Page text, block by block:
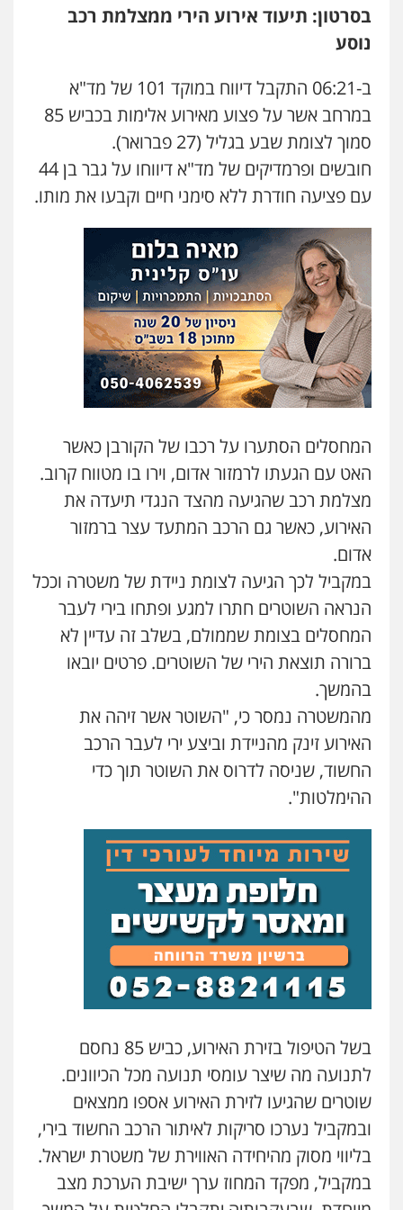
עו"ד אסף דוק
עו"ד שלי גורביץ – לוי
משפט פלילי פשיעה חמורה מעצרים
וחקירות צבאי תעבורה
0544218336
עו"ד שאדי כבהא
פלילי עורכי דין לענייני אסירים
0525556970
משרד עורכי דין חן ברוך
פלילי דיני תעבורה מעצרים וחקירות
0505078733
עו"ד קארין לגטיוי
פלילי פשיעה חמורה מעצרים וחקירות
0507446995
עו"ד ירון גיגי
0522249087
עו"ד רועי אטיאס
משפט פלילי פשיעה חמורה צווארון לבן
עו"ד אסף כהן
פשיעה חמורה סמים והימורים
מעצרים וחקירות
משרד עורכי דין טאי שרקי
פלילי אסירים תעבורה מרב"ד
0547556464
עו"ד אילן אלימלך
פלילי פשיעה חמורה תעבורה
0522992110
עו"ד שאדי נאטור
פלילי פשיעה חמורה מעצרים וחקירות
0509230800
משרד עורכי דין פארס פלאח
0549911449
בסרטון: תיעוד אירוע הירי ממצלמת רכב
נוסע
ב-06:21 התקבל דיווח במוקד 101 של מד"א
במרחב אשר על פצוע מאירוע אלימות בכביש 85
סמוך לצומת שבע בגליל (27 פברואר).
חובשים ופרמדיקים של מד"א דיווחו על גבר בן 44
עם פציעה חודרת ללא סימני חיים וקבעו את מותו.
המחסלים הסתערו על רכבו של הקורבן כאשר
האט עם הגעתו לרמזור אדום, וירו בו מטווח קרוב.
מצלמת רכב שהגיעה מהצד הנגדי תיעדה את
האירוע, כאשר גם הרכב המתעד עצר ברמזור
אדום.
במקביל לכך הגיעה לצומת ניידת של משטרה וככל
הנראה השוטרים חתרו למגע ופתחו בירי לעבר
המחסלים בצומת שממולם, בשלב זה עדיין לא
ברורה תוצאת הירי של השוטרים. פרטים יובאו
בהמשך.
מהמשטרה נמסר כי, "השוטר אשר זיהה את
האירוע זינק מהניידת וביצע ירי לעבר הרכב
החשוד, שניסה לדרוס את השוטר תוך כדי
ההימלטות".
בשל הטיפול בזירת האירוע, כביש 85 נחסם
לתנועה מה שיצר עומסי תנועה מכל הכיוונים.
שוטרים שהגיעו לזירת האירוע אספו ממצאים
ובמקביל נערכו סריקות לאיתור הרכב החשוד בירי,
בליווי מסוק מהיחידה האווירת של משטרת ישראל.
במקביל, מפקד המחוז ערך ישיבת הערכת מצב